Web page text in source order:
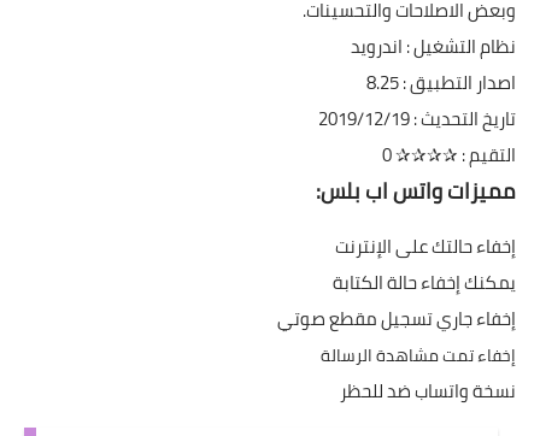
وبعض الاصلاحات والتحسينات.
نظام التشغيل : اندرويد
اصدار التطبيق : 8.25
تاريخ التحديث : 2019/12/19
التقيم : ✰✰✰✰ 0
مميزات واتس اب بلس:
إخفاء حالتك على الإنترنت
يمكنك إخفاء حالة الكتابة
إخفاء جاري تسجيل مقطع صوتي
إخفاء تمت مشاهدة الرسالة
نسخة واتساب ضد للحظر